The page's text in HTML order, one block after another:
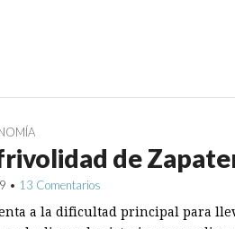
de
• 13 Comentarios
a la dificultad principal para